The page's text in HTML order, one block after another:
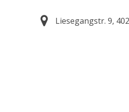
Liesegangstr. 9,